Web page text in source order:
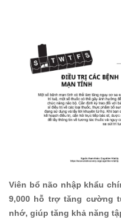
Viên bổ não nhập khẩu
9,000 hỗ trợ tăng cường
nhớ, giúp tăng khả năng